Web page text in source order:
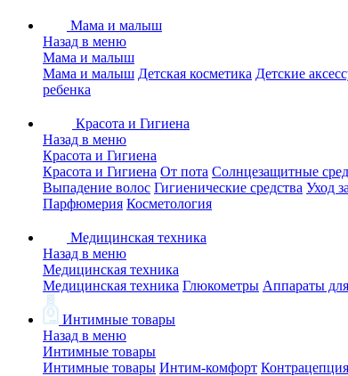
Мама и малыш
Назад в меню
Мама и малыш
Мама и малыш Детская косметика Детские
ребенка
Красота и Гигиена
Назад в меню
Красота и Гигиена
Красота и Гигиена От пота Солнцезащитные
Выпадение волос Гигиенические средства Уход
Парфюмерия Косметология
Медицинская техника
Назад в меню
Медицинская техника
Медицинская техника Глюкометры Аппараты
Интимные товары
Назад в меню
Интимные товары
Интимные товары Интим-комфорт